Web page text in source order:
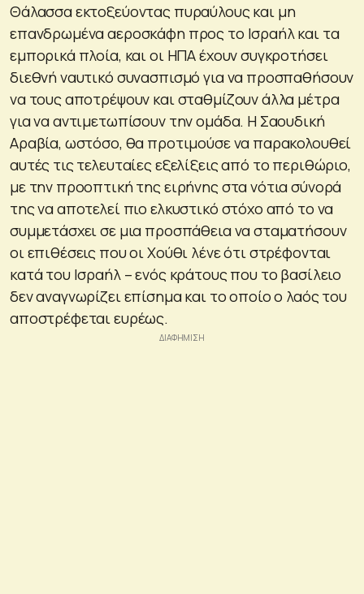
Θάλασσα εκτοξεύοντας πυραύλους και μη
επανδρωμένα αεροσκάφη προς το Ισραήλ και τα
εμπορικά πλοία, και οι ΗΠΑ έχουν συγκροτήσει
διεθνή ναυτικό συνασπισμό για να προσπαθήσουν
να τους αποτρέψουν και σταθμίζουν άλλα μέτρα
για να αντιμετωπίσουν την ομάδα. Η Σαουδική
Αραβία, ωστόσο, θα προτιμούσε να παρακολουθεί
αυτές τις τελευταίες εξελίξεις από το περιθώριο,
με την προοπτική της ειρήνης στα νότια σύνορά
της να αποτελεί πιο ελκυστικό στόχο από το να
συμμετάσχει σε μια προσπάθεια να σταματήσουν
οι επιθέσεις που οι Χούθι λένε ότι στρέφονται
κατά του Ισραήλ – ενός κράτους που το βασίλειο
δεν αναγνωρίζει επίσημα και το οποίο ο λαός του
αποστρέφεται ευρέως.